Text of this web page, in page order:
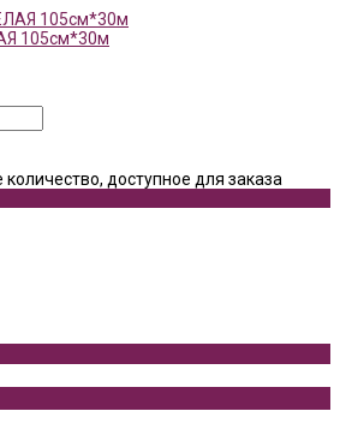
105см*30м
доступное для заказа